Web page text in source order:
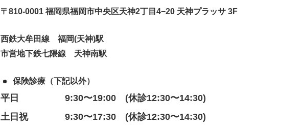
〒810-0001 福岡県福岡市中央区天神2丁目4−20 天神プラッサ 3F
西鉄大牟田線 福岡(天神)駅
市営地下鉄七隈線 天神南駅
保険診療（下記以外）
平日
9:30〜19:00 (休診12:30〜14:30)
土日祝
9:30〜17:30 (休診12:30〜14:30)